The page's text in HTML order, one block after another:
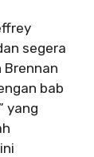
segera
Brennan
bab
yang